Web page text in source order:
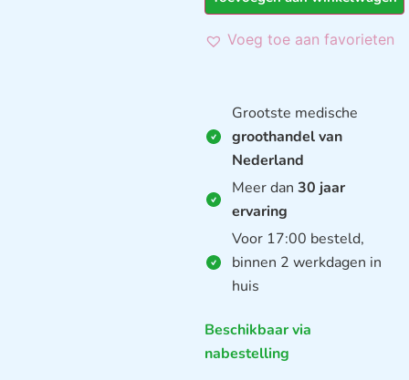
Voeg toe aan favorieten
Grootste medische
groothandel van
Nederland
Meer dan 30 jaar
ervaring
Voor 17:00 besteld,
binnen 2 werkdagen in
huis
Beschikbaar via
nabestelling